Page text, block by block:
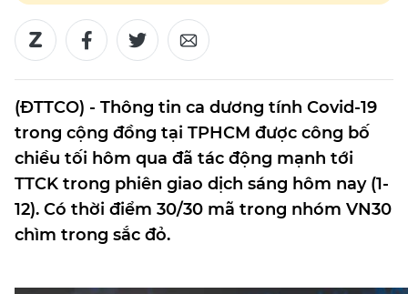
(ĐTTCO) - Thông tin ca dương tính Covid-19
trong cộng đồng tại TPHCM được công bố
chiều tối hôm qua đã tác động mạnh tới
TTCK trong phiên giao dịch sáng hôm nay (1-
12). Có thời điểm 30/30 mã trong nhóm VN30
chìm trong sắc đỏ.